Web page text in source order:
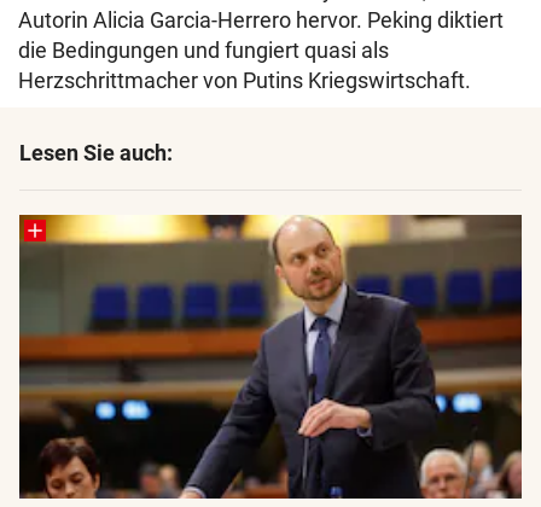
Autorin Alicia Garcia-Herrero hervor. Peking diktiert
die Bedingungen und fungiert quasi als
Herzschrittmacher von Putins Kriegswirtschaft.
Lesen Sie auch: